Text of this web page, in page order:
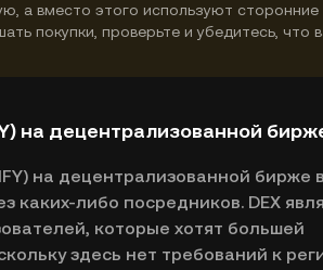
а вместо этого используют
покупки, проверьте и убедитесь, что
на децентрализованной
на децентрализованной бирже
каких-либо посредников. DEX
которые хотят большей
здесь нет требований к